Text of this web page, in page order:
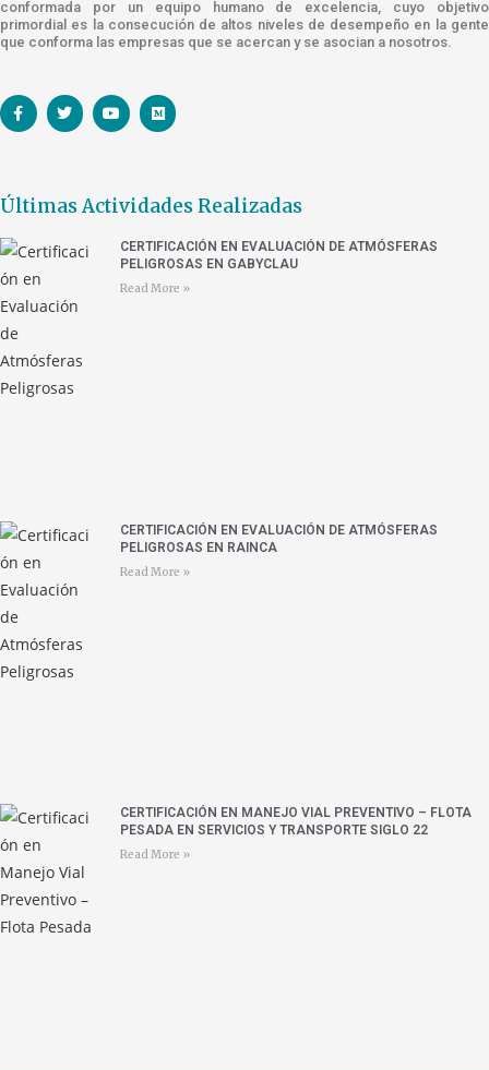
conformada por un equipo humano de excelencia, cuyo objetivo
primordial es la consecución de altos niveles de desempeño en la gente
que conforma las empresas que se acercan y se asocian a nosotros.
Últimas Actividades Realizadas
CERTIFICACIÓN EN EVALUACIÓN DE ATMÓSFERAS
PELIGROSAS EN GABYCLAU
Read More »
CERTIFICACIÓN EN EVALUACIÓN DE ATMÓSFERAS
PELIGROSAS EN RAINCA
Read More »
CERTIFICACIÓN EN MANEJO VIAL PREVENTIVO – FLOTA
PESADA EN SERVICIOS Y TRANSPORTE SIGLO 22
Read More »